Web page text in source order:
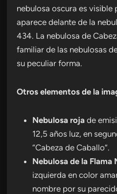
nebulosa oscura es visible
aparece delante de la
434. La nebulosa de
familiar de las nebulosas
su peculiar forma.
Otros elementos de la
Nebulosa roja de
12,5 años luz, en
“Cabeza de Caballo”.
Nebulosa de la Flama
izquierda en color
nombre por su